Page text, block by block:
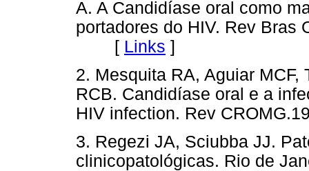
A. A Candidíase oral como
portadores do HIV. Rev Bras
[ Links ]
2. Mesquita RA, Aguiar
RCB. Candidíase oral e a
HIV infection. Rev
3. Regezi JA, Sciubba JJ.
clinicopatológicas. Rio de